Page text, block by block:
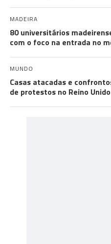
MADEIRA
80 universitários
com o foco na entrada no
MUNDO
Casas atacadas e
de protestos no Reino Unido